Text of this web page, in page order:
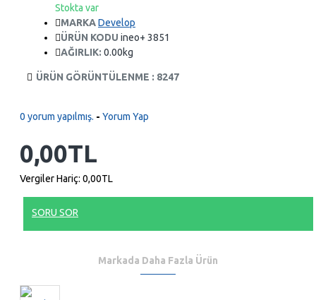
Stokta var
MARKADevelop
ÜRÜN KODU ineo+ 3851
AĞIRLIK: 0.00kg
ÜRÜN GÖRÜNTÜLENME : 8247
0 yorum yapılmış. - Yorum Yap
0,00TL
Vergiler Hariç: 0,00TL
SORU SOR
Markada Daha Fazla Ürün